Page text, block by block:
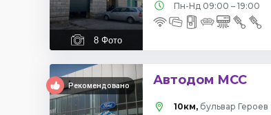
8 Фото
Пн-Нд 09:00 – 19:00
Рекомендовано Автодом МСС
10км, бульвар